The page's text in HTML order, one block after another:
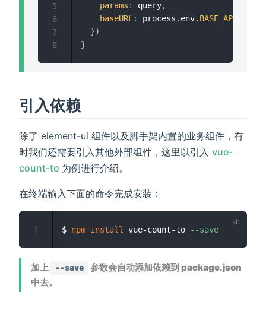
params : query,
baseURL : process . env. BASE_API
})
}
5
6
7
8
引入依赖
除了 element-ui 组件以及脚手架内置的业务组件，有
时我们还需要引入其他外部组件，这里以引入 vue-
count-to (opens new window)
为例进行介绍。
在终端输入下面的命令完成安装：
$ npm install vue-count-to --save
1
加上 --save
参数会自动添加依赖到 package.json
中去。